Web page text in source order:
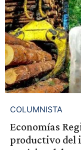
COLUMNISTA
Economías
productivo del